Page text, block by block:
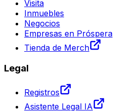
Visita
Inmuebles
Negocios
Empresas en Próspera
Tienda de Merch
Legal
Registros
Asistente Legal IA